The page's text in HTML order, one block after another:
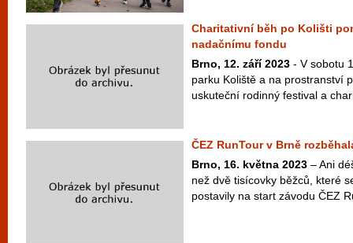
Charitativní běh po Kolišti
nadačnímu fondu
Brno, 12. září 2023 - V sobotu
parku Koliště a na prostranství
uskuteční rodinný festival a
ČEZ RunTour v Brně
Brno, 16. května 2023 – Ani
než dvě tisícovky běžců, které
postavily na start závodu ČEZ